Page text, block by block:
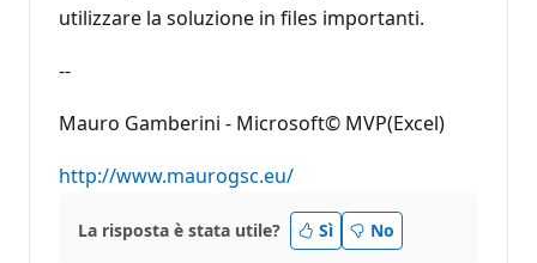
utilizzare la soluzione in files importanti.
--
Mauro Gamberini - Microsoft© MVP(Excel)
http://www.maurogsc.eu/
La risposta è stata utile? Sì No